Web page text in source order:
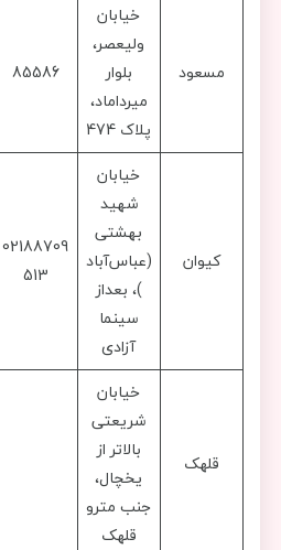
مسعود
خیابان
ولیعصر،
بلوار
میرداماد،
پلاک 474
85586
کیوان
خیابان
شهید
بهشتی
(عباس‌آباد
)، بعداز
سینما
آزادی
02188709
513
قلهک
خیابان
شریعتی
بالاتر از
یخچال،
جنب مترو
قلهک